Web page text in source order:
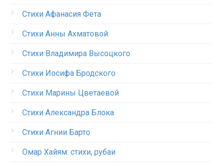
Стихи Афанасия Фета
Стихи Анны Ахматовой
Стихи Владимира Высоцкого
Стихи Иосифа Бродского
Стихи Марины Цветаевой
Стихи Александра Блока
Стихи Агнии Барто
Омар Хайям: стихи, рубаи